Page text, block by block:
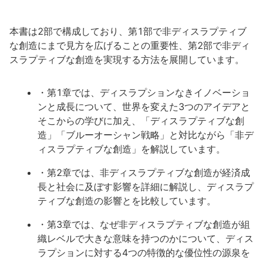
本書は2部で構成しており、第1部で非ディスラプティブ
な創造にまで見方を広げることの重要性、第2部で非ディ
スラプティブな創造を実現する方法を展開しています。
・第1章では、ディスラプションなきイノベーショ
ンと成長について、世界を変えた3つのアイデアと
そこからの学びに加え、「ディスラプティブな創
造」「ブルーオーシャン戦略」と対比ながら「非デ
ィスラプティブな創造」を解説しています。
・第2章では、非ディスラプティブな創造が経済成
長と社会に及ぼす影響を詳細に解説し、ディスラプ
ティブな創造の影響とを比較しています。
・第3章では、なぜ非ディスラプティブな創造が組
織レベルで大きな意味を持つのかについて、ディス
ラプションに対する4つの特徴的な優位性の源泉を